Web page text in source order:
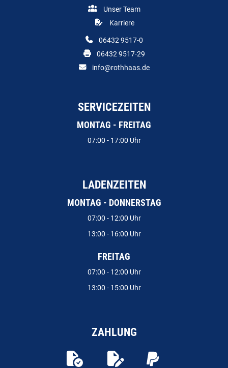
Unser Team
Karriere
06432 9517-0
06432 9517-29
info@rothhaas.de
SERVICEZEITEN
MONTAG - FREITAG
07:00 - 17:00 Uhr
LADENZEITEN
MONTAG - DONNERSTAG
07:00 - 12:00 Uhr
13:00 - 16:00 Uhr
FREITAG
07:00 - 12:00 Uhr
13:00 - 15:00 Uhr
ZAHLUNG